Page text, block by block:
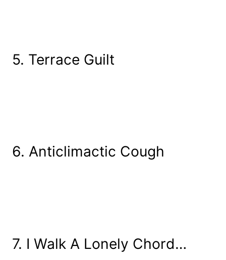
5. Terrace Guilt
6. Anticlimactic Cough
7. I Walk A Lonely Chord…